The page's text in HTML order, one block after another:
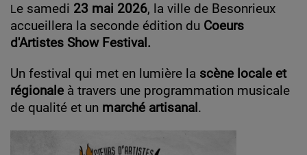
Le samedi 23 mai 2026, la ville de Besonrieux
accueillera la seconde édition du Coeurs
d'Artistes Show Festival.
Un festival qui met en lumière la scène locale et
régionale à travers une programmation musicale
de qualité et un marché artisanal .